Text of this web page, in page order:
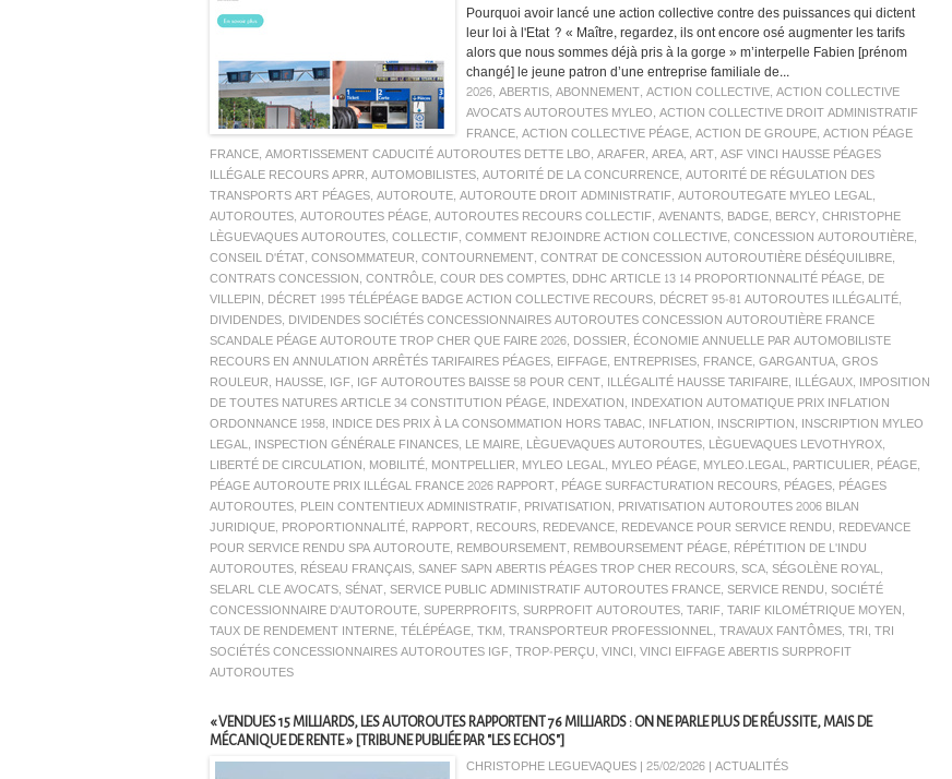
Pourquoi avoir lancé une action collective contre des puissances qui dictent
leur loi à l'Etat ? « Maître, regardez, ils ont encore osé augmenter les tarifs
alors que nous sommes déjà pris à la gorge » m’interpelle Fabien [prénom
changé] le jeune patron d’une entreprise familiale de...
2026, ABERTIS, ABONNEMENT, ACTION COLLECTIVE, ACTION COLLECTIVE
AVOCATS AUTOROUTES MYLEO, ACTION COLLECTIVE DROIT ADMINISTRATIF
FRANCE, ACTION COLLECTIVE PÉAGE, ACTION DE GROUPE, ACTION PÉAGE
FRANCE, AMORTISSEMENT CADUCITÉ AUTOROUTES DETTE LBO, ARAFER, AREA, ART, ASF VINCI HAUSSE PÉAGES
ILLÉGALE RECOURS APRR, AUTOMOBILISTES, AUTORITÉ DE LA CONCURRENCE, AUTORITÉ DE RÉGULATION DES
TRANSPORTS ART PÉAGES, AUTOROUTE, AUTOROUTE DROIT ADMINISTRATIF, AUTOROUTEGATE MYLEO LEGAL,
AUTOROUTES, AUTOROUTES PÉAGE, AUTOROUTES RECOURS COLLECTIF, AVENANTS, BADGE, BERCY, CHRISTOPHE
LÈGUEVAQUES AUTOROUTES, COLLECTIF, COMMENT REJOINDRE ACTION COLLECTIVE, CONCESSION AUTOROUTIÈRE,
CONSEIL D'ÉTAT, CONSOMMATEUR, CONTOURNEMENT, CONTRAT DE CONCESSION AUTOROUTIÈRE DÉSÉQUILIBRE,
CONTRATS CONCESSION, CONTRÔLE, COUR DES COMPTES, DDHC ARTICLE 13 14 PROPORTIONNALITÉ PÉAGE, DE
VILLEPIN, DÉCRET 1995 TÉLÉPÉAGE BADGE ACTION COLLECTIVE RECOURS, DÉCRET 95-81 AUTOROUTES ILLÉGALITÉ,
DIVIDENDES, DIVIDENDES SOCIÉTÉS CONCESSIONNAIRES AUTOROUTES CONCESSION AUTOROUTIÈRE FRANCE
SCANDALE PÉAGE AUTOROUTE TROP CHER QUE FAIRE 2026, DOSSIER, ÉCONOMIE ANNUELLE PAR AUTOMOBILISTE
RECOURS EN ANNULATION ARRÊTÉS TARIFAIRES PÉAGES, EIFFAGE, ENTREPRISES, FRANCE, GARGANTUA, GROS
ROULEUR, HAUSSE, IGF, IGF AUTOROUTES BAISSE 58 POUR CENT, ILLÉGALITÉ HAUSSE TARIFAIRE, ILLÉGAUX, IMPOSITION
DE TOUTES NATURES ARTICLE 34 CONSTITUTION PÉAGE, INDEXATION, INDEXATION AUTOMATIQUE PRIX INFLATION
ORDONNANCE 1958, INDICE DES PRIX À LA CONSOMMATION HORS TABAC, INFLATION, INSCRIPTION, INSCRIPTION MYLEO
LEGAL, INSPECTION GÉNÉRALE FINANCES, LE MAIRE, LÈGUEVAQUES AUTOROUTES, LÈGUEVAQUES LEVOTHYROX,
LIBERTÉ DE CIRCULATION, MOBILITÉ, MONTPELLIER, MYLEO LEGAL, MYLEO PÉAGE, MYLEO.LEGAL, PARTICULIER, PÉAGE,
PÉAGE AUTOROUTE PRIX ILLÉGAL FRANCE 2026 RAPPORT, PÉAGE SURFACTURATION RECOURS, PÉAGES, PÉAGES
AUTOROUTES, PLEIN CONTENTIEUX ADMINISTRATIF, PRIVATISATION, PRIVATISATION AUTOROUTES 2006 BILAN
JURIDIQUE, PROPORTIONNALITÉ, RAPPORT, RECOURS, REDEVANCE, REDEVANCE POUR SERVICE RENDU, REDEVANCE
POUR SERVICE RENDU SPA AUTOROUTE, REMBOURSEMENT, REMBOURSEMENT PÉAGE, RÉPÉTITION DE L'INDU
AUTOROUTES, RÉSEAU FRANÇAIS, SANEF SAPN ABERTIS PÉAGES TROP CHER RECOURS, SCA, SÉGOLÈNE ROYAL,
SELARL CLE AVOCATS, SÉNAT, SERVICE PUBLIC ADMINISTRATIF AUTOROUTES FRANCE, SERVICE RENDU, SOCIÉTÉ
CONCESSIONNAIRE D'AUTOROUTE, SUPERPROFITS, SURPROFIT AUTOROUTES, TARIF, TARIF KILOMÉTRIQUE MOYEN,
TAUX DE RENDEMENT INTERNE, TÉLÉPÉAGE, TKM, TRANSPORTEUR PROFESSIONNEL, TRAVAUX FANTÔMES, TRI, TRI
SOCIÉTÉS CONCESSIONNAIRES AUTOROUTES IGF, TROP-PERÇU, VINCI, VINCI EIFFAGE ABERTIS SURPROFIT
AUTOROUTES
« VENDUES 15 MILLIARDS, LES AUTOROUTES RAPPORTENT 76 MILLIARDS : ON NE PARLE PLUS DE RÉUSSITE, MAIS DE
MÉCANIQUE DE RENTE » [TRIBUNE PUBLIÉE PAR "LES ECHOS"]
CHRISTOPHE LEGUEVAQUES | 25/02/2026 | ACTUALITÉS